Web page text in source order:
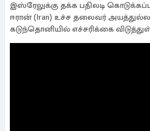
இஸ்ரேலுக்கு தக்க பதிலடி
ஈரான் (Iran) உச்ச தலைவர்
கடுந்தொனியில் எச்சரிக்கை